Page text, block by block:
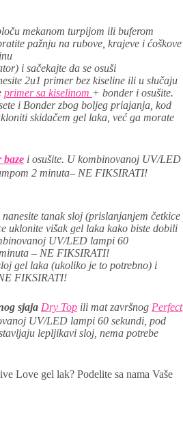
mekanom turpijom ili buferom
pažnju na rubove, krajeve i ćoškove
i sačekajte da se osuši
2u1 primer bez kiseline ili u slučaju
primer sa kiselinom + bonder i osušite.
i Bonder zbog boljeg priajanja, kod
skidačem gel laka, već ga morate
baze i osušite. U kombinovanoj UV/LED
2 minuta– NE FIKSIRATI!
tanak sloj (prislanjanjem četkice
uklonite višak gel laka kako biste dobili
UV/LED lampi 60
– NE FIKSIRATI!
gel laka (ukoliko je to potrebno) i
FIKSIRATI!
sjaja Dry Top ili mat završnog Perfect
UV/LED lampi 60 sekundi, pod
lepljikavi sloj, nema potrebe
Love gel lak? Podelite sa nama Vaše